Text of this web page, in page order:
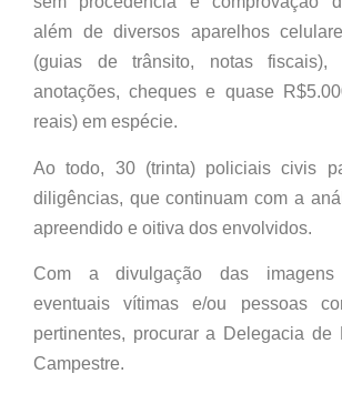
além de diversos aparelhos
(guias de trânsito, notas fiscais),
anotações, cheques e quase
reais) em espécie.
Ao todo, 30 (trinta) policiais civis
diligências, que continuam com a
apreendido e oitiva dos envolvidos.
Com a divulgação das imagens
eventuais vítimas e/ou pessoas
pertinentes, procurar a Delegacia
Campestre.